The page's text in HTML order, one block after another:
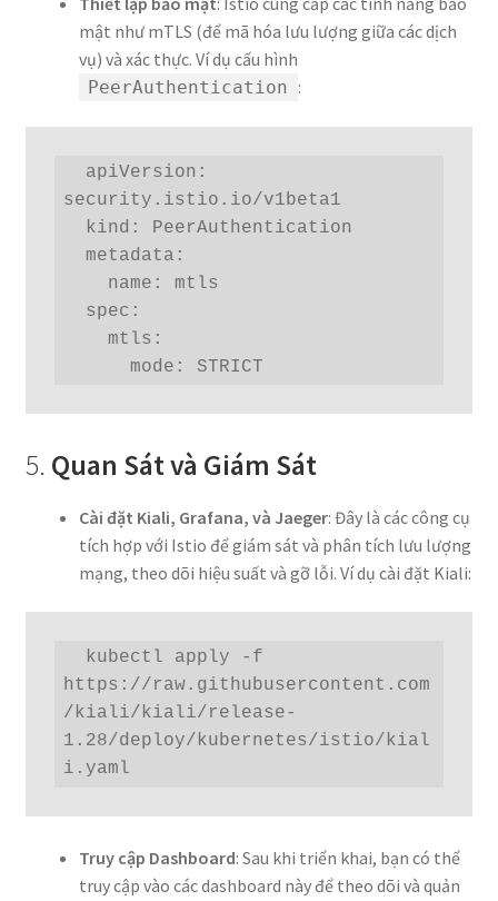
mật như mTLS (để mã hóa lưu lượng giữa các dịch
vụ) và xác thực. Ví dụ cấu hình
PeerAuthentication :
security.istio.io/v1beta1
      mode: STRICT
5. Quan Sát và Giám Sát
Cài đặt Kiali, Grafana, và Jaeger: Đây là các công cụ
tích hợp với Istio để giám sát và phân tích lưu lượng
mạng, theo dõi hiệu suất và gỡ lỗi. Ví dụ cài đặt Kiali:
https://raw.githubusercontent.com
/kiali/kiali/release-
1.28/deploy/kubernetes/istio/kial
i.yaml
Truy cập Dashboard: Sau khi triển khai, bạn có thể
truy cập vào các dashboard này để theo dõi và quản